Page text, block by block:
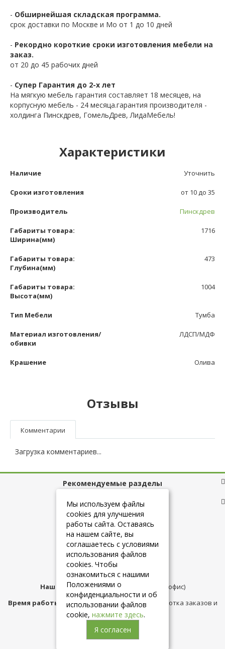
- Обширнейшая складская программа.
срок доставки по Москве и Мо от 1 до 10 дней
- Рекордно короткие сроки изготовления мебели на
заказ.
от 20 до 45 рабочих дней
- Супер Гарантия до 2-х лет
На мягкую мебель гарантия составляет 18 месяцев, на
корпусную мебель - 24 месяца.гарантия производителя -
холдинга Пинскдрев, ГомельДрев, ЛидаМебель!
Характеристики
Наличие Уточнить
Сроки изготовления от 10 до 35
Производитель Пинскдрев
Габариты товара:
Ширина(мм)
1716
Габариты товара:
Глубина(мм)
473
Габариты товара:
Высота(мм)
1004
Тип Мебели Тумба
Материал изготовления/
обивки
ЛДСП/МДФ
Крашение Олива
Отзывы
Комментарии
Загрузка комментариев...
Рекомендуемые разделы
Полезные ссылки
+7 (925) 084-10-60
Наш адрес:Москва,ул.Плещеева д.12 (офис)
Время работы магазина:с 10:00 до 21:00 (обработка заказов и
консультация)
Мы используем файлы
cookies для улучшения
работы сайта. Оставаясь
на нашем сайте, вы
соглашаетесь с условиями
использования файлов
cookies. Чтобы
ознакомиться с нашими
Положениями о
конфиденциальности и об
использовании файлов
cookie, нажмите здесь.
Я согласен